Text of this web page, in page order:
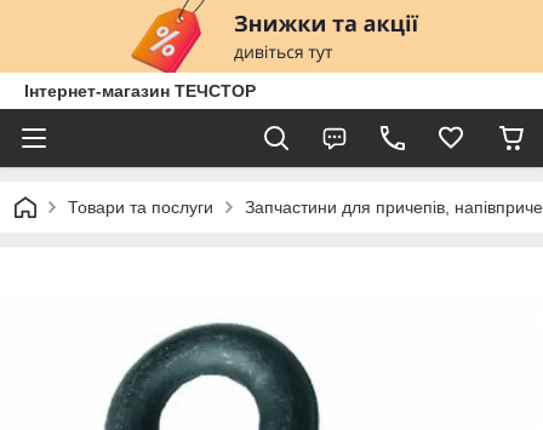
Інтернет-магазин ТЕЧСТОР
Товари та послуги Запчастини для причепів,